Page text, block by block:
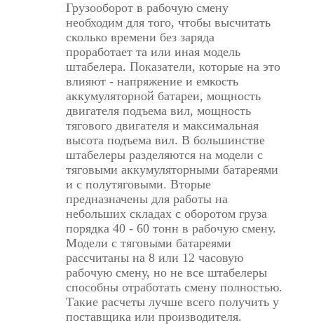
Грузооборот в рабочую смену
необходим для того, чтобы высчитать
сколько времени без заряда
проработает та или иная модель
штабелера. Показатели, которые на это
влияют - напряжение и емкость
аккумуляторной батареи, мощность
двигателя подъема вил, мощность
тягового двигателя и максимальная
высота подъема вил. В большинстве
штабелеры разделяются на модели с
тяговыми аккумуляторными батареями
и с полутяговыми. Вторые
предназначены для работы на
небольших складах с оборотом груза
порядка 40 - 60 тонн в рабочую смену.
Модели с тяговыми батареями
рассчитаны на 8 или 12 часовую
рабочую смену, но не все штабелеры
способны отработать смену полностью.
Такие расчеты лучше всего получить у
поставщика или производителя.